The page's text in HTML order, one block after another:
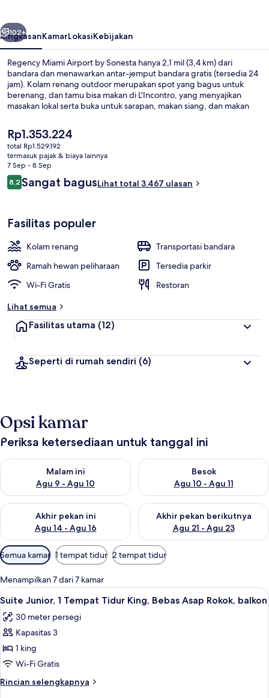
Berikutnya
102+
RingkasanKamarLokasiKebijakan
Regency Miami Airport by Sonesta hanya 2,1 mil (3,4 km) dari
bandara dan menawarkan antar-jemput bandara gratis (tersedia 24
jam). Kolam renang outdoor merupakan spot yang bagus untuk
berenang, dan tamu bisa makan di L'Incontro, yang menyajikan
masakan lokal serta buka untuk sarapan, makan siang, dan makan
dan teras. Para traveler menyukai kolam renang dan tempat tidur di
kamar.
Harga
saat
ini
Rp1.353.224
Rp1.353.224
total Rp1.529.192
termasuk pajak & biaya lainnya
7 Sep - 8 Sep
Ulasan
8,28,2 dari 10
Sangat bagusLihat total 3.467 ulasan
Fasilitas populer
Kolam renang
Transportasi bandara
Ramah hewan peliharaan
Tersedia parkir
Wi-Fi Gratis
Restoran
Lihat semua
Fasilitas utama (12)
Seperti di rumah sendiri (6)
Opsi kamar
Periksa ketersediaan untuk tanggal ini
Malam ini
Agu 9 - Agu 10
Periksa ketersediaan untuk malam ini Agu 9 - Agu 10
Besok
Agu 10 - Agu 11
Periksa ketersediaan untuk
Akhir pekan ini
Agu 14 - Agu 16
Periksa ketersediaan untuk akhir pekan ini Agu 14 - Agu 16
Akhir pekan berikutnya
Agu 21 - Agu 23
Periksa ketersediaan untuk
Filter
tersedia
untuk
kamar
Semua kamar 1 tempat tidur 2 tempat tidur
Menampilkan 7 dari 7 kamar
Lihat
semua
foto
untuk
Suite
Junior,
1
Tempat
Suite Junior, 1 Tempat Tidur King,
9
Suite Junior, 1 Tempat Tidur King, Bebas Asap Rokok, balkon
30 meter persegi
Kapasitas 3
1 king
Wi-Fi Gratis
Rincian selengkapnya
Rincian